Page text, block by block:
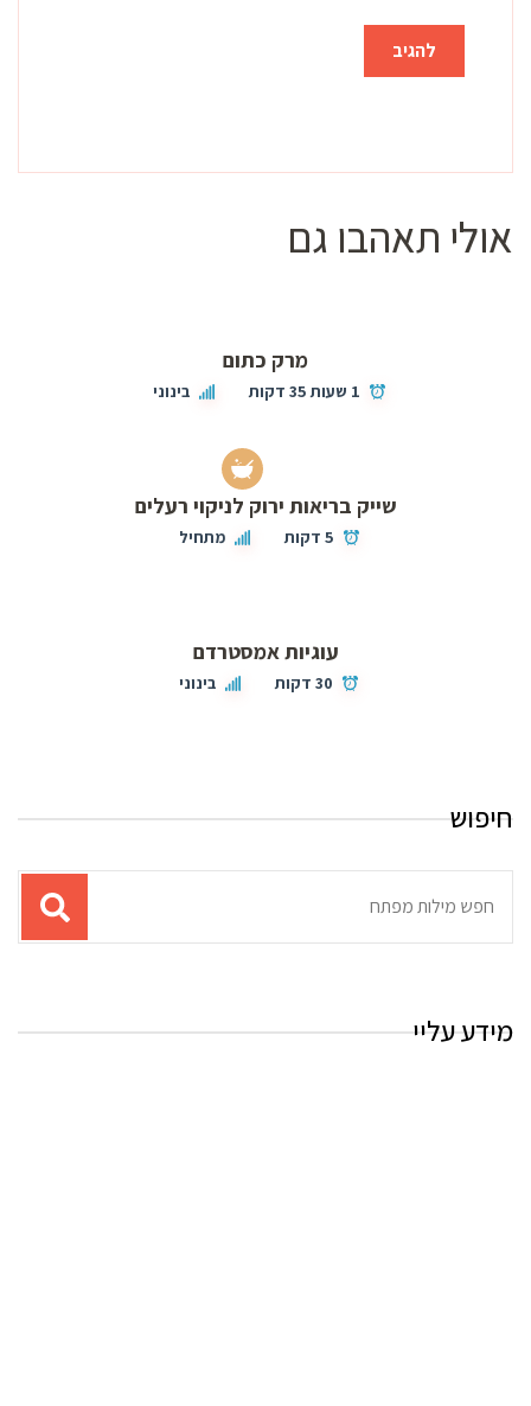
אולי תאהבו גם
מרק כתום
1 שעות 35 דקות בינוני
שייק בריאות ירוק לניקוי רעלים
5 דקות מתחיל
עוגיות אמסטרדם
30 דקות בינוני
חיפוש
מידע עליי